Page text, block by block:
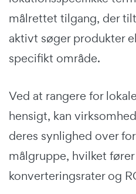
målrettet tilgang, der
aktivt søger produkter
specifikt område.
Ved at rangere for
hensigt, kan
deres synlighed over
målgruppe, hvilket
konverteringsrater og